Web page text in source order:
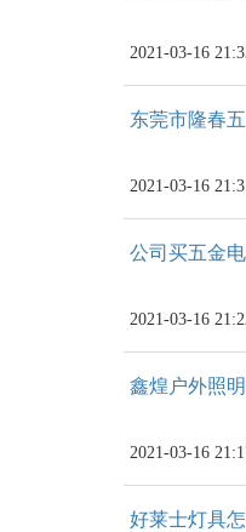
2021-03-16
东莞市隆春
2021-03-16
公司买五金
2021-03-16
鑫煌户外照
2021-03-16
好莱士灯具